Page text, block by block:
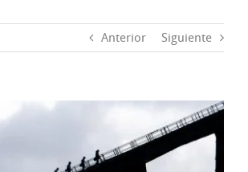
Anterior Siguiente